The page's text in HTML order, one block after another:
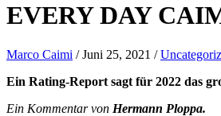
EVERY DAY
Marco Caimi / Juni 25, 2021 /
Ein Rating-Report sagt für 2022 das
Ein Kommentar von Hermann Ploppa.